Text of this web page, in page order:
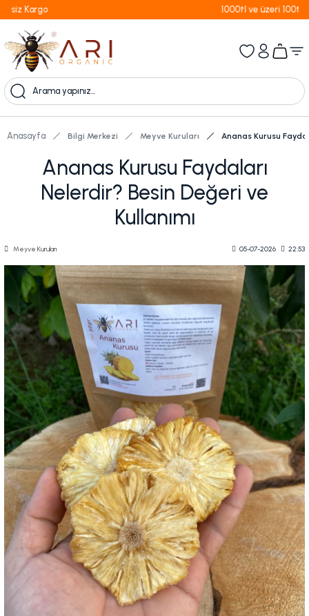
Anasayfa Bilgi Merkezi Meyve Kuruları Ananas Kurusu
Ananas Kurusu Faydaları
Nelerdir? Besin Değeri ve
Kullanımı
Meyve Kuruları 05-07-2026 22:53